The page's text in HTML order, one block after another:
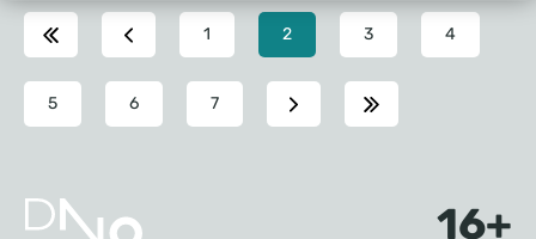
Page
1
Текущая
страница
2 Page
3 Page
4
Page
5 Page
6 Page
7